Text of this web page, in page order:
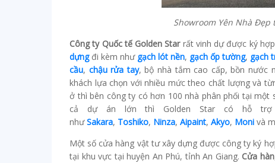
Showroom Yên Nhà Đẹp
Công ty Quốc tế Golden Starrất vinh dự được ký
dựngđi kèm như gạch lót nền, gạch ốp tường, gạch
cầu, chậu rửa tay, bộ nhà tắm cao cấp, bồn nước
khách lựa chọn với nhiều mức theo chất lượng và
ở thì bên công ty có hơn 100 nhà phân phối tại
cả dự án lớn thì Golden Star có hỗ trợ
nhưSakara, Toshiko, Ninza, Aipaint, Akyo, Moni và
Một số cửa hàng vật tư xây dựng được công ty ký
tại khu vực tại huyện An Phú, tỉnh An Giang. Cửa